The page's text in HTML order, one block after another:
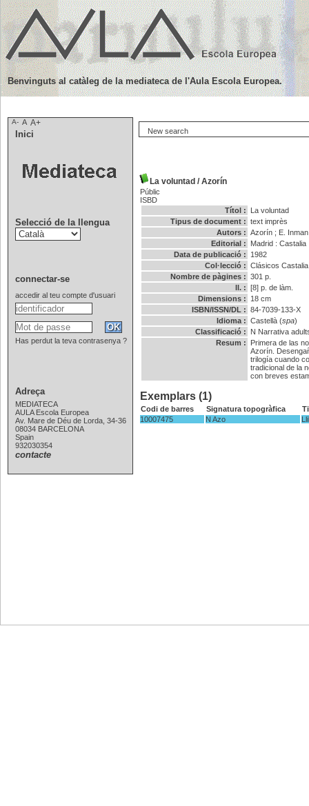
New search
La voluntad /Azorín
Públic
ISBD
Títol :
La voluntad
Tipus de document : text imprès
Autors : Azorín ; E.
Editorial :
Madrid : Castalia
Data de publicació :
1982
Col·lecció : Clásicos Castalia
Nombre de pàgines : 301 p.
ll. : [8] p. de làm.
Dimensions :
18 cm
ISBN/ISSN/DL : 84-7039-133-X
Idioma : Castellà (spa)
Classificació :
N Narrativa
Resum :
Primera de las
Azorín.
trilogía cuando
tradicional de la
con breves
Exemplars (1)
Codi de barres Signatura topogràfica
10007475
N Azo
Benvinguts al catàleg de la mediateca de l'Aula Escola Europea.
A- A A+
Inici
Selecció de la llengua
connectar-se
accedir al teu compte d'usuari
Has perdut la teva contrasenya ?
Adreça
MEDIATECA
AULA Escola Europea
Av. Mare de Déu de Lorda, 34-36
08034 BARCELONA
Spain
932030354
contacte